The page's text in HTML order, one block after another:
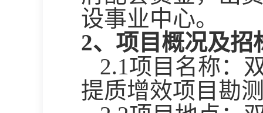
设事业中心。
2、项目概况及招
2.1项目名称：
提质增效项目勘